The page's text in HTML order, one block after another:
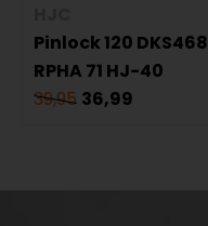
Pinlock 120 DKS468
RPHA 71 HJ-40
39,95 36,99